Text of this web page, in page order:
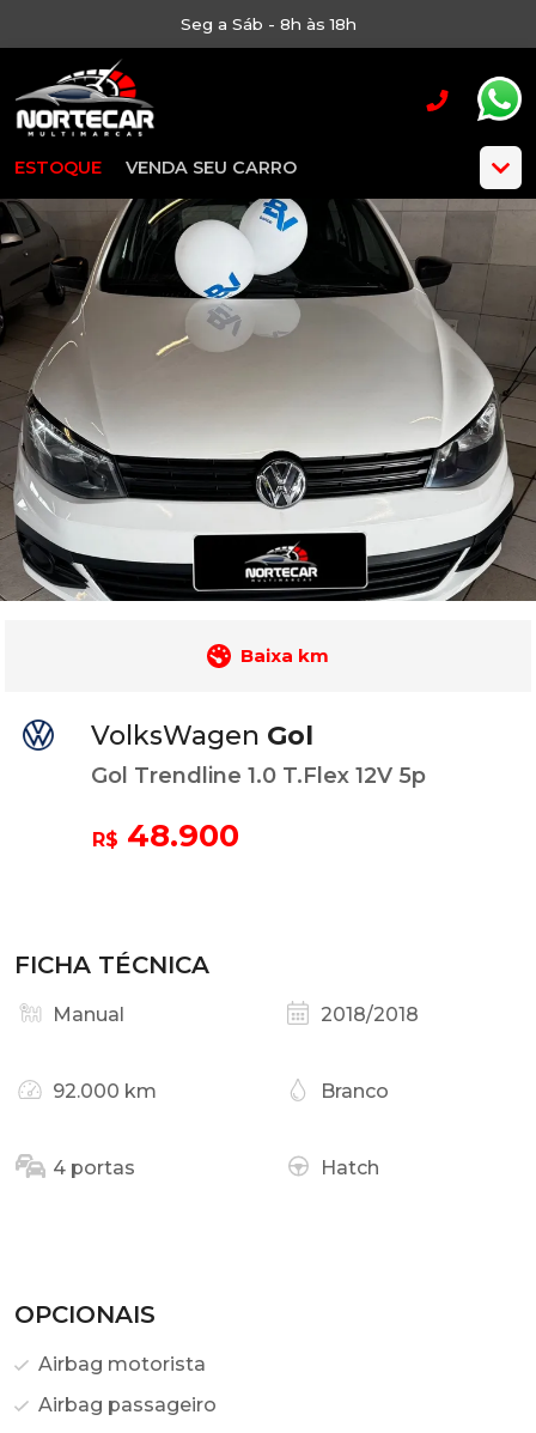
Seg a Sáb - 8h às 18h
ESTOQUE VENDA SEU CARRO
Baixa km
VolksWagen Gol
Gol Trendline 1.0 T.Flex 12V 5p
R$ 48.900
FICHA TÉCNICA
Manual 2018/2018
92.000 km Branco
4 portas Hatch
OPCIONAIS
Airbag motorista
Airbag passageiro